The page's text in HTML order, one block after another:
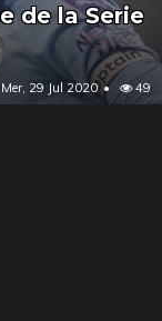
de la Serie
Mer, 29 Jul 2020 49